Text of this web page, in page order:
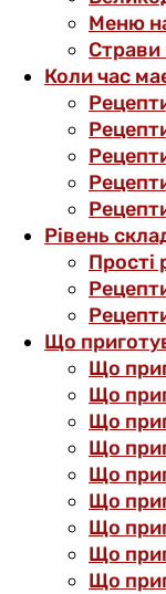
Меню
Страви
Коли час
Рівень
Прості
Що
Що
Що
Що
Що
Що
Що
Що
Що
Що